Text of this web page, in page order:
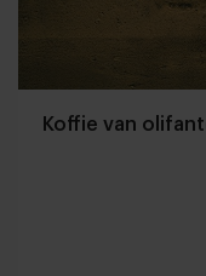
Koffie van